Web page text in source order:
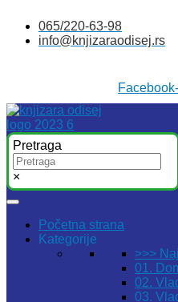
sadržaj
065/220-63-98
info@knjizaraodisej.rs
Pretraga
×
Početna strana
Kategorije
>>>
01.
02.
03.